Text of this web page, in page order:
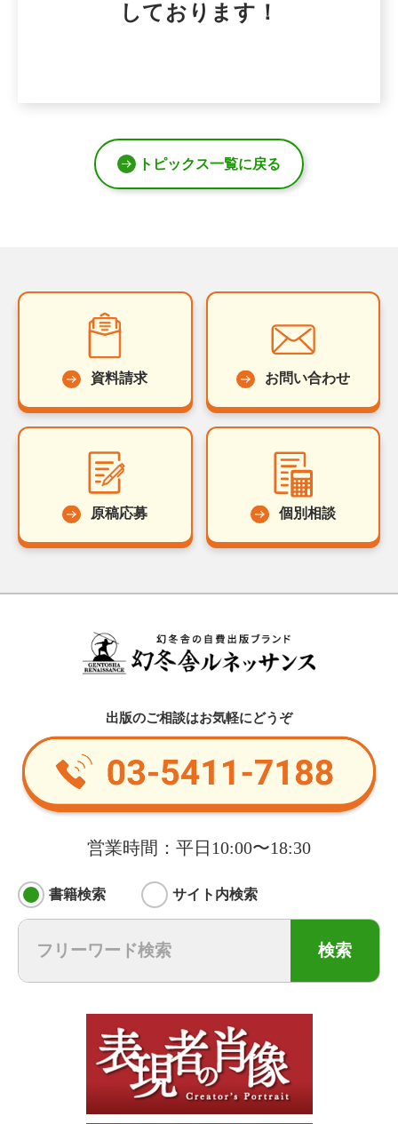
しております！
トピックス一覧に戻る
資料請求 お問い合わせ
原稿応募 個別相談
出版のご相談はお気軽にどうぞ
営業時間：平日10:00〜18:30
書籍検索 サイト内検索
検索